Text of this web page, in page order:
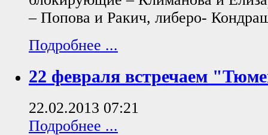
– Попова и Ракич, либеро-
Подробнее ...
22 февраля встречаем
22.02.2013 07:21
Подробнее ...